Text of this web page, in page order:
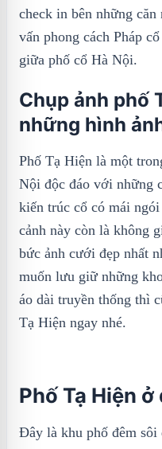
check in bên những
vấn phong cách Pháp
giữa phố cổ Hà Nội.
Chụp ảnh phố
những hình
Phố Tạ Hiện là một
Nội độc đáo với những
kiến trúc cổ có mái
cảnh này còn là không
bức ảnh cưới đẹp nhất
muốn lưu giữ những
áo dài truyền thống thì
Tạ Hiện ngay nhé.
Phố Tạ Hiện ở
Đây là khu phố đêm